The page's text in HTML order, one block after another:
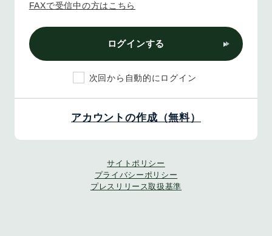
FAXで受信中の方はこちら
ログインする
次回から自動的にログイン
アカウントの作成（無料）
サイトポリシー
プライバシーポリシー
プレスリリース取扱基準